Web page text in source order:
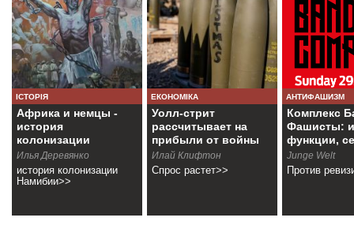
ІСТОРІЯ
Африка и немцы -
история
колонизации
Намибии
Илья Деревянко
история колонизации
Намибии>>
ЕКОНОМІКА
Уолл-стрит
рассчитывает на
прибыли от войны
Илай Клифтон
Спрос растет>>
АНТИФАШИЗМ
Комплекс
Фашисты:
функции,
Junge Welt
Против